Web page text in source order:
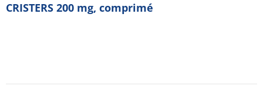
CRISTERS 200 mg, comprimé